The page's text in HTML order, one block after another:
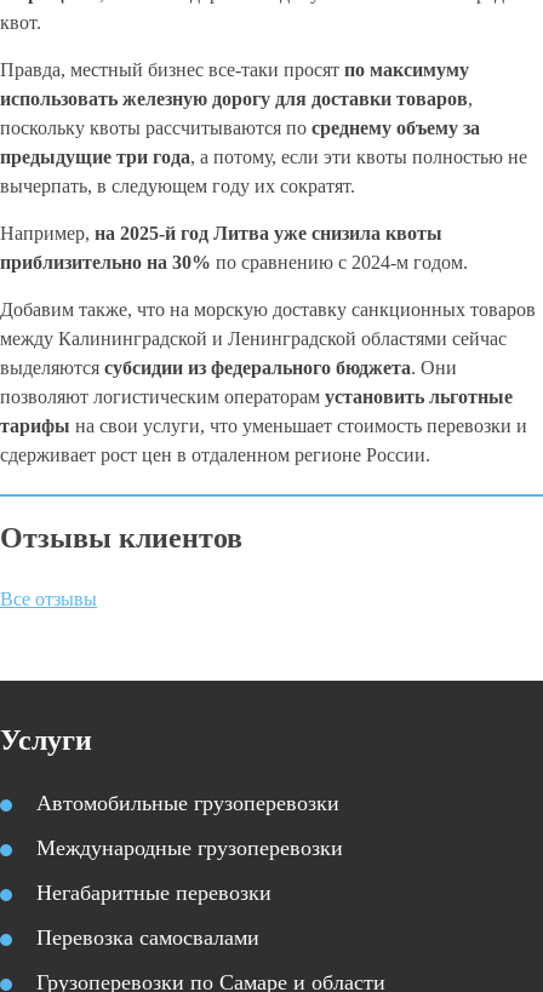
квот.
Правда, местный бизнес все-таки просят по максимуму
использовать железную дорогу для доставки товаров,
поскольку квоты рассчитываются по среднему объему за
предыдущие три года, а потому, если эти квоты полностью не
вычерпать, в следующем году их сократят.
Например, на 2025-й год Литва уже снизила квоты
приблизительно на 30% по сравнению с 2024-м годом.
Добавим также, что на морскую доставку санкционных товаров
между Калининградской и Ленинградской областями сейчас
выделяются субсидии из федерального бюджета. Они
позволяют логистическим операторам установить льготные
тарифы на свои услуги, что уменьшает стоимость перевозки и
сдерживает рост цен в отдаленном регионе России.
Отзывы клиентов
Все отзывы
Услуги
Автомобильные грузоперевозки
Международные грузоперевозки
Негабаритные перевозки
Перевозка самосвалами
Грузоперевозки по Самаре и области